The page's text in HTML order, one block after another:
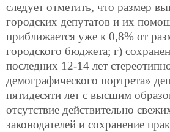
следует отметить, что размер
городских депутатов и их
приближается уже к 0,8% от
городского бюджета; г)
последних 12-14 лет
демографического портрета»
пятидесяти лет с высшим
отсутствие действительно
законодателей и сохранение